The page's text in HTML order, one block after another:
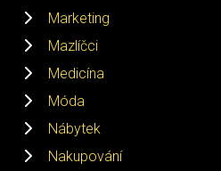
Marketing
Mazlíčci
Medicína
Móda
Nábytek
Nakupování